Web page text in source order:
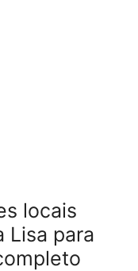
locais
Lisa para